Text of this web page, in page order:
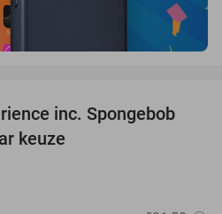
27%
inc. Spongebob
keuze